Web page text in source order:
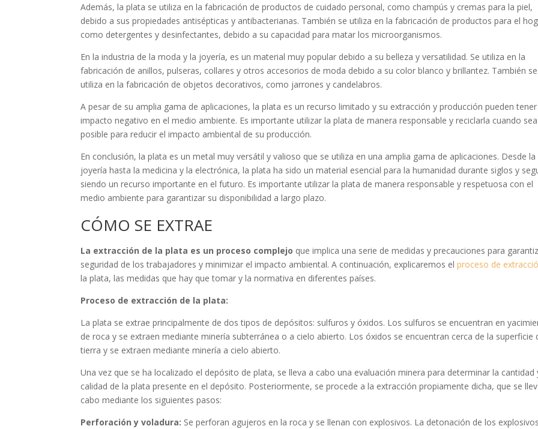
Además, la plata se utiliza en la fabricación de productos de cuidado personal, como champús y cremas para la piel,
debido a sus propiedades antisépticas y antibacterianas. También se utiliza en la fabricación de productos para el
como detergentes y desinfectantes, debido a su capacidad para matar los microorganismos.
En la industria de la moda y la joyería, es un material muy popular debido a su belleza y versatilidad. Se utiliza en la
fabricación de anillos, pulseras, collares y otros accesorios de moda debido a su color blanco y brillantez. También se
utiliza en la fabricación de objetos decorativos, como jarrones y candelabros.
A pesar de su amplia gama de aplicaciones, la plata es un recurso limitado y su extracción y producción pueden
impacto negativo en el medio ambiente. Es importante utilizar la plata de manera responsable y reciclarla cuando sea
posible para reducir el impacto ambiental de su producción.
En conclusión, la plata es un metal muy versátil y valioso que se utiliza en una amplia gama de aplicaciones. Desde la
joyería hasta la medicina y la electrónica, la plata ha sido un material esencial para la humanidad durante siglos y
siendo un recurso importante en el futuro. Es importante utilizar la plata de manera responsable y respetuosa con el
medio ambiente para garantizar su disponibilidad a largo plazo.
CÓMO SE EXTRAE
La extracción de la plata es un proceso complejo que implica una serie de medidas y precauciones para
seguridad de los trabajadores y minimizar el impacto ambiental. A continuación, explicaremos elproceso de
la plata, las medidas que hay que tomar y la normativa en diferentes países.
Proceso de extracción de la plata:
La plata se extrae principalmente de dos tipos de depósitos: sulfuros y óxidos. Los sulfuros se encuentran en
de roca y se extraen mediante minería subterránea o a cielo abierto. Los óxidos se encuentran cerca de la superficie
tierra y se extraen mediante minería a cielo abierto.
Una vez que se ha localizado el depósito de plata, se lleva a cabo una evaluación minera para determinar la cantidad
calidad de la plata presente en el depósito. Posteriormente, se procede a la extracción propiamente dicha, que se
cabo mediante los siguientes pasos:
Perforación y voladura: Se perforan agujeros en la roca y se llenan con explosivos. La detonación de los explosivos